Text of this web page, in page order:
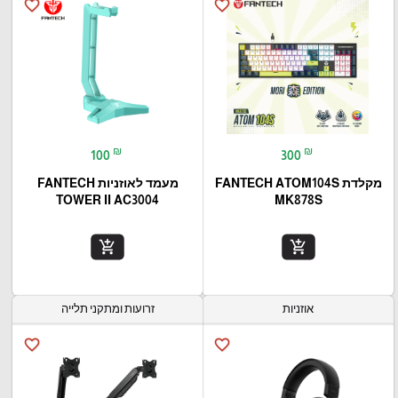
favorite_border
300 ₪
מקלדת FANTECH ATOM104S
MK878S
add_shopping_cart
favorite_border
100 ₪
מעמד לאוזניות FANTECH
TOWER II AC3004
add_shopping_cart
אוזניות
favorite_border
זרועות ומתקני תלייה
favorite_border